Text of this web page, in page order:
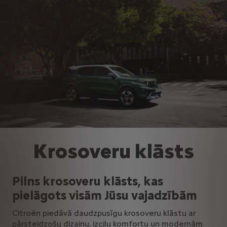
Krosoveru klāsts
Pilns krosoveru klāsts, kas
pielāgots visām Jūsu vajadzībām
Citroën piedāvā daudzpusīgu krosoveru klāstu ar
pārsteidzošu dizainu, izcilu komfortu un modernām